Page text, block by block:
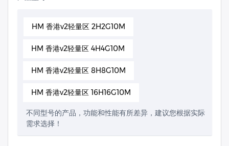
HM 香港v2轻量区 2H2G10M
HM 香港v2轻量区 4H4G10M
HM 香港v2轻量区 8H8G10M
HM 香港v2轻量区 16H16G10M
不同型号的产品，功能和性能有所差异，建议您根据实际
需求选择！